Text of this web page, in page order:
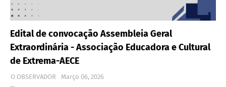
Edital de convocação Assembleia Geral
Extraordinária - Associação Educadora e Cultural
de Extrema-AECE
O OBSERVADOR
Março 06, 2026
…